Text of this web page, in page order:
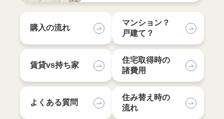
購入の流れ
マンション？
戸建て？
賃貸vs持ち家
住宅取得時の
諸費用
よくある質問
住み替え時の
流れ